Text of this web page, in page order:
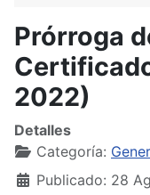
Prórroga
2022)
Detalles
Categoría:
Publicado: 28